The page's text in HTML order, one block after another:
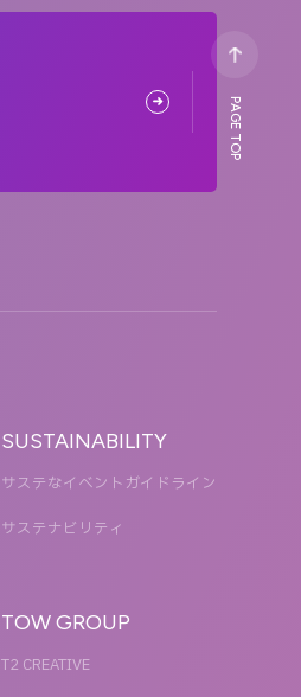
SUSTAINABILITY
サステなイベントガイドライン
サステナビリティ
TOW GROUP
T2 CREATIVE
PAGE TOP